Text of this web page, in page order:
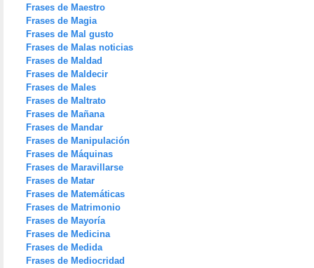
Frases de Maestro
Frases de Magia
Frases de Mal gusto
Frases de Malas noticias
Frases de Maldad
Frases de Maldecir
Frases de Males
Frases de Maltrato
Frases de Mañana
Frases de Mandar
Frases de Manipulación
Frases de Máquinas
Frases de Maravillarse
Frases de Matar
Frases de Matemáticas
Frases de Matrimonio
Frases de Mayoría
Frases de Medicina
Frases de Medida
Frases de Mediocridad